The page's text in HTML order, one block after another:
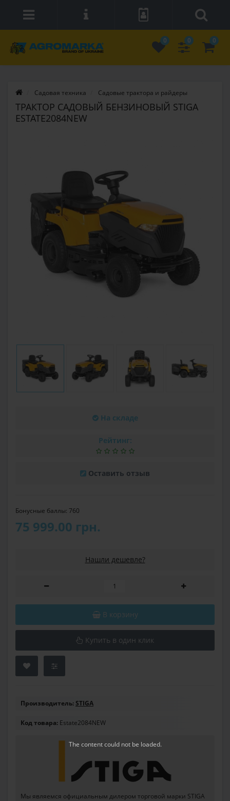
The contentcould not be loaded.
0 0 0
Садовая техника Садовые трактора и райдеры
ТРАКТОР САДОВЫЙ БЕНЗИНОВЫЙ STIGA
ESTATE2084NEW
На складе
Рейтинг:
Оставить отзыв
Бонусные баллы: 760
75 999.00 грн.
Нашли дешевле?
В корзину
Купить в один клик
Производитель: STIGA
Код товара: Estate2084NEW
Мы являемся официальным дилером торговой марки STIGA